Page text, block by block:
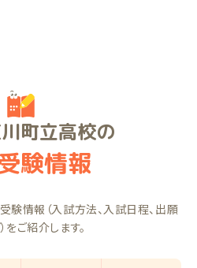
町立高校の
験情報
情報（入試方法、入試日程、出願
をご紹介します。